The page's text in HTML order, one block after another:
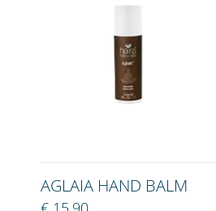
AGLAIA HAND BALM